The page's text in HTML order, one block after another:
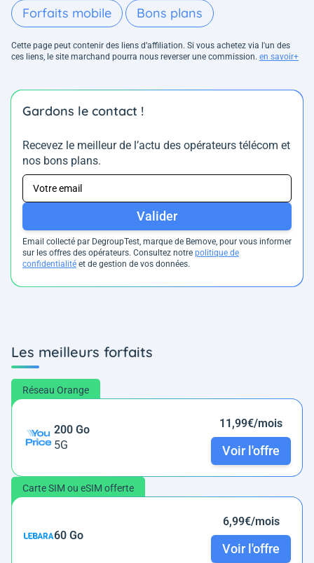
Forfaits mobile Bons plans
Cette page peut contenir des liens d’affiliation. Si vous achetez via l'un des
ces liens, le site marchand pourra nous reverser une commission. en savoir+
Gardons le contact !
Recevez le meilleur de l’actu des opérateurs télécom et
nos bons plans.
Valider
Email collecté par DegroupTest, marque de Bemove, pour vous informer
sur les offres des opérateurs. Consultez notre politique de
confidentialité et de gestion de vos données.
Les meilleurs forfaits
Réseau Orange
200 Go
5G
11,99€/mois
Voir l'offre
Carte SIM ou eSIM offerte
60 Go
6,99€/mois
Voir l'offre